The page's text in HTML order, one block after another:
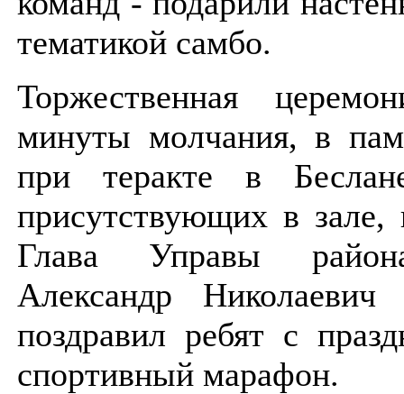
тематикой самбо.
Торжественная
минуты молчания, в
при теракте в
присутствующих в зале,
Глава Управы
Александр
поздравил ребят с
спортивный марафон.